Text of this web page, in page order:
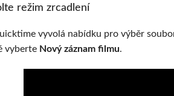
režim zrcadlení
vyvolá nabídku pro výběr
vyberte Nový záznam filmu.